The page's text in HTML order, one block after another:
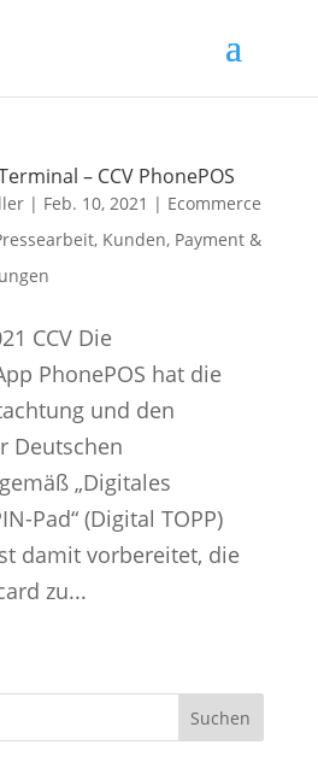
– CCV PhonePOS
| Feb. 10, 2021 | Ecommerce
, Kunden, Payment &
CCV Die
PhonePOS hat die
und den
Deutschen
„Digitales
Pad“ (Digital TOPP)
damit vorbereitet, die
zu...